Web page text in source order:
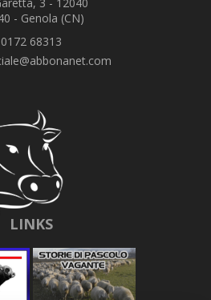
- Genola (CN)
0172 68313
LINKS